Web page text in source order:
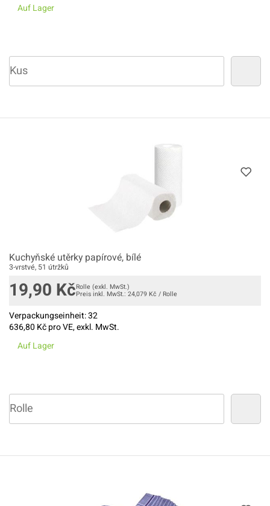
Auf Lager
Kuchyňské utěrky papírové, bílé
3-vrstvé, 51 útržků
19,90 KčRolle (exkl. MwSt.)
Preis inkl. MwSt.: 24,079 Kč / Rolle
Verpackungseinheit:32
636,80 Kč pro VE, exkl. MwSt.
Auf Lager